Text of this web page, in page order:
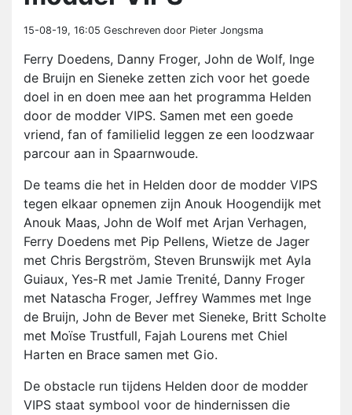
15-08-19, 16:05 Geschreven door Pieter Jongsma
Ferry Doedens, Danny Froger, John de Wolf, Inge
de Bruijn en Sieneke zetten zich voor het goede
doel in en doen mee aan het programma Helden
door de modder VIPS. Samen met een goede
vriend, fan of familielid leggen ze een loodzwaar
parcour aan in Spaarnwoude.
De teams die het in Helden door de modder VIPS
tegen elkaar opnemen zijn Anouk Hoogendijk met
Anouk Maas, John de Wolf met Arjan Verhagen,
Ferry Doedens met Pip Pellens, Wietze de Jager
met Chris Bergström, Steven Brunswijk met Ayla
Guiaux, Yes-R met Jamie Trenité, Danny Froger
met Natascha Froger, Jeffrey Wammes met Inge
de Bruijn, John de Bever met Sieneke, Britt Scholte
met Moïse Trustfull, Fajah Lourens met Chiel
Harten en Brace samen met Gio.
De obstacle run tijdens Helden door de modder
VIPS staat symbool voor de hindernissen die